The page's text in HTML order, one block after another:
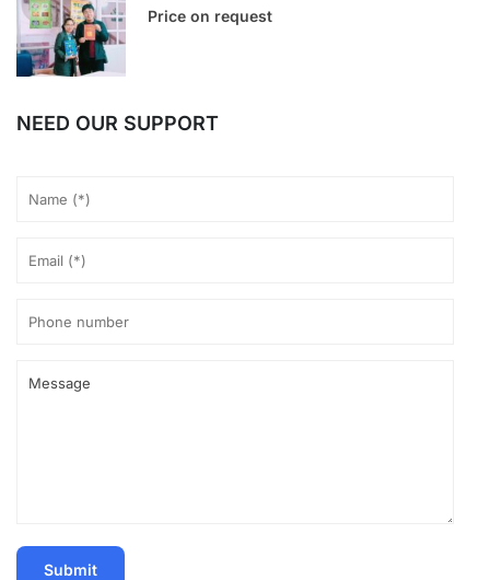
Price on request
NEED OUR SUPPORT